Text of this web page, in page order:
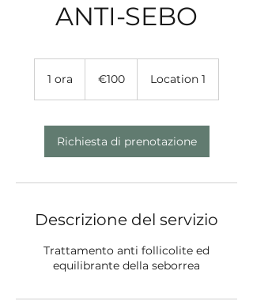
ANTI-SEBO
1 ora €100 Location 1
Richiesta di prenotazione
Descrizione del servizio
Trattamento anti follicolite ed
equilibrante della seborrea